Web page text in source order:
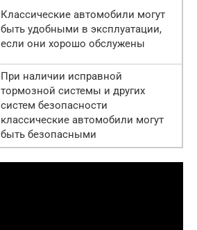
Классические автомобили могут
быть удобными в эксплуатации,
если они хорошо обслужены
При наличии исправной
тормозной системы и других
систем безопасности
классические автомобили могут
быть безопасными